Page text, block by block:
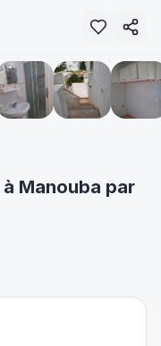
1/14
immoservice.tn
Manouba par